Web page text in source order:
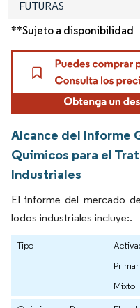
FUTURAS
**Sujeto a disponibilidad
Alcance del Informe
Químicos para el
Industriales
El informe del mercado
lodos industriales incluye:.
Tipo
Mixto